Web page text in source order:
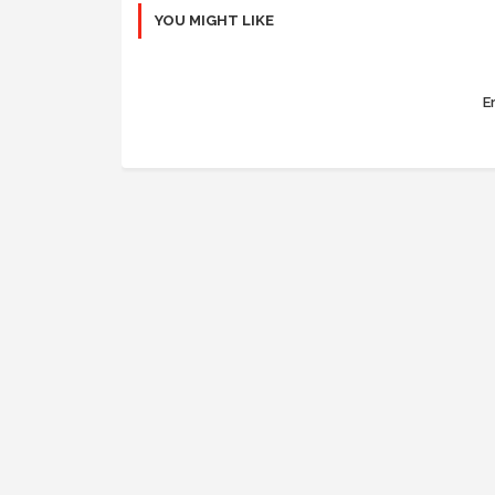
YOU MIGHT LIKE